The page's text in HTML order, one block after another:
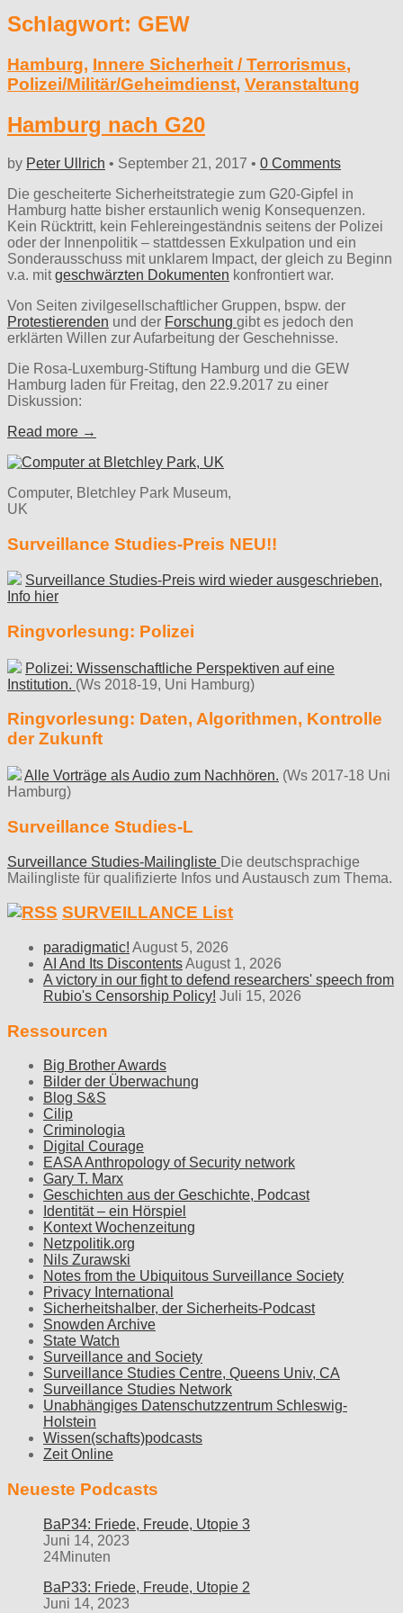
Schlagwort: GEW
Hamburg, Innere Sicherheit / Terrorismus,
Polizei/Militär/Geheimdienst, Veranstaltung
Hamburg nach G20
by Peter Ullrich • September 21, 2017 • 0 Comments
Die gescheiterte Sicherheitstrategie zum G20-Gipfel in
Hamburg hatte bisher erstaunlich wenig Konsequenzen.
Kein Rücktritt, kein Fehlereingeständnis seitens der Polizei
oder der Innenpolitik – stattdessen Exkulpation und ein
Sonderausschuss mit unklarem Impact, der gleich zu Beginn
v.a. mitgeschwärzten Dokumenten konfrontiert war.
Von Seiten zivilgesellschaftlicher Gruppen, bspw. der
Protestierenden und der Forschung gibt es jedoch den
erklärten Willen zur Aufarbeitung der Geschehnisse.
Die Rosa-Luxemburg-Stiftung Hamburg und die GEW
Hamburg laden für Freitag, den 22.9.2017 zu einer
Diskussion:
Read more →
Computer, Bletchley Park Museum,
UK
Surveillance Studies-Preis NEU!!
Surveillance Studies-Preis wird wieder ausgeschrieben,
Info hier
Ringvorlesung: Polizei
Polizei: Wissenschaftliche Perspektiven auf eine
Institution. (Ws 2018-19, Uni Hamburg)
Ringvorlesung: Daten, Algorithmen, Kontrolle
der Zukunft
Alle Vorträge als Audio zum Nachhören. (Ws 2017-18 Uni
Hamburg)
Surveillance Studies-L
Surveillance Studies-Mailingliste Die deutschsprachige
Mailingliste für qualifizierte Infos und Austausch zum Thema.
SURVEILLANCE List
paradigmatic! August 5, 2026
AI And Its DiscontentsAugust 1, 2026
A victory in our fight to defend researchers' speech from
Rubio's Censorship Policy! Juli 15, 2026
Ressourcen
Big Brother Awards
Bilder der Überwachung
Blog S&S
Cilip
Criminologia
Digital Courage
EASA Anthropology of Security network
Gary T. Marx
Geschichten aus der Geschichte, Podcast
Identität – ein Hörspiel
Kontext Wochenzeitung
Netzpolitik.org
Nils Zurawski
Notes from the Ubiquitous Surveillance Society
Privacy International
Sicherheitshalber, der Sicherheits-Podcast
Snowden Archive
State Watch
Surveillance and Society
Surveillance Studies Centre, Queens Univ, CA
Surveillance Studies Network
Unabhängiges Datenschutzzentrum Schleswig-
Holstein
Wissen(schafts)podcasts
Zeit Online
Neueste Podcasts
BaP34: Friede, Freude, Utopie 3
Juni 14, 2023
24Minuten
BaP33: Friede, Freude, Utopie 2
Juni 14, 2023